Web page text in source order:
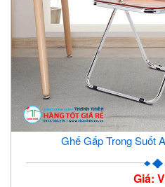
Ghế Gấp Trong Suốt
Giá: